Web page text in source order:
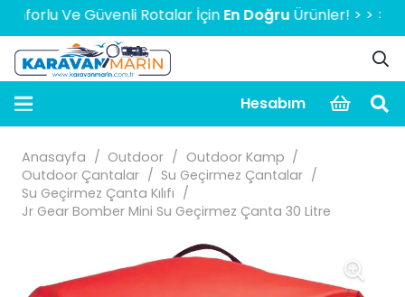
Ve Güvenli Rotalar İçinEn DoğruÜrünler! > > > > >
Hesabım
Anasayfa / Outdoor / Outdoor Kamp /
Outdoor Çantalar / Su Geçirmez Çantalar /
Su Geçirmez Çanta Kılıfı /
Jr Gear Bomber Mini Su Geçirmez Çanta 30 Litre